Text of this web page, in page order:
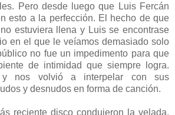
Pero desde luego que Luis Fercán
esto a la perfección. El hecho de que
no estuviera llena y Luis se encontrase
en el que le veíamos demasiado solo
no fue un impedimento para que
de intimidad que siempre logra.
y nos volvió a interpelar con sus
y desnudos en forma de canción.
reciente disco condujeron la velada.